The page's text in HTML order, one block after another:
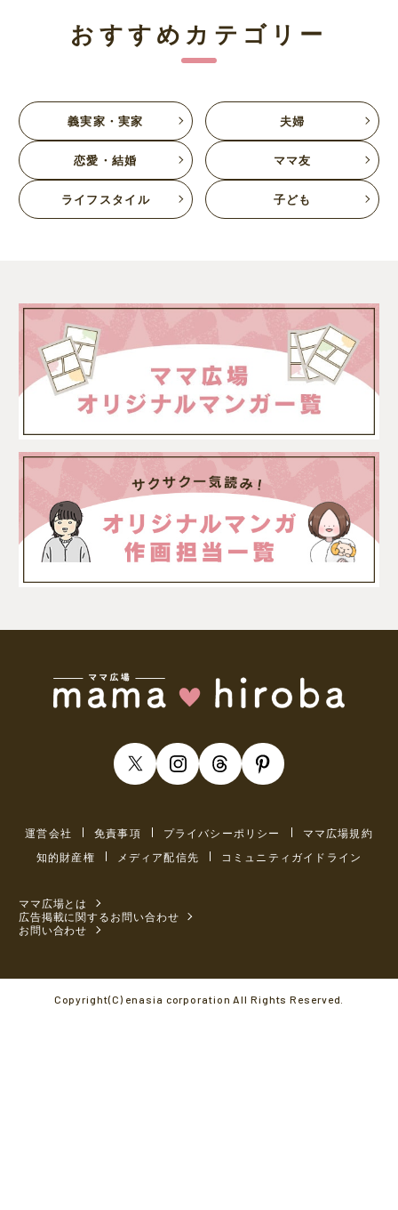
おすすめカテゴリー
義実家・実家 夫婦
恋愛・結婚 ママ友
ライフスタイル 子ども
運営会社 免責事項 プライバシーポリシー
ママ広場規約
知的財産権
メディア配信先 コミュニティガイドライン
ママ広場とは
広告掲載に関するお問い合わせ
お問い合わせ
Copyright(C) enasia corporation All Rights Reserved.